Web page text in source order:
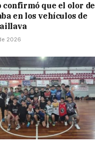
confirmó que el olor de
en los vehículos de
2026